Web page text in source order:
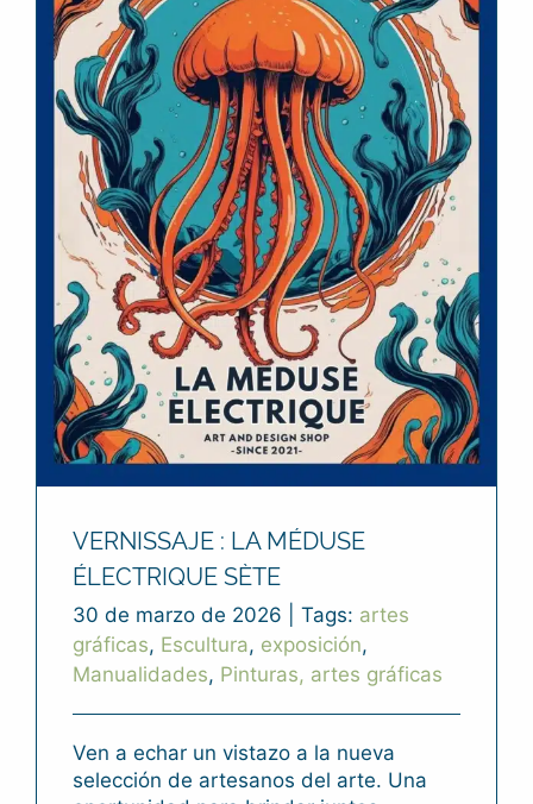
VERNISSAJE : LA MÉDUSE
ÉLECTRIQUE SÈTE
30 de marzo de 2026 Tags: artes
gráficas, Escultura, exposición,
Manualidades, Pinturas, artes gráficas
Ven a echar un vistazo a la nueva
selección de artesanos del arte. Una